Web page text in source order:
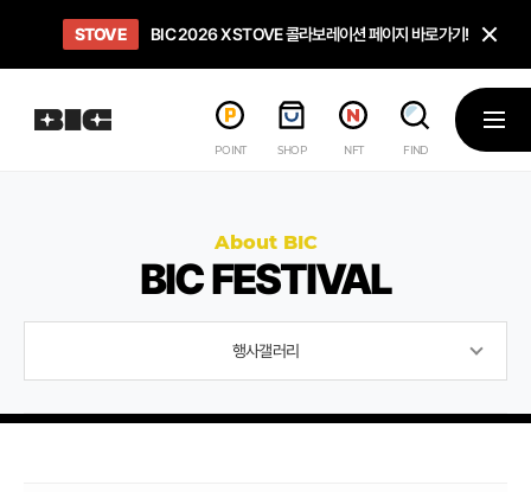
OPEN BIC 2026 STEAM SALE PAGE
STOVE BIC 2026 X STOVE 콜라보레이션 페이지 바로가기!
희망스튜디오 아이들에게 희망 버프 주고, 닌텐도 스위치2 받기!
GO TO 인디게임 테스트 베드 '비라운지' 바로가기!
GO TO '인디게임 큐레이션' 페이지 바로가기!
POINT SHOP NFT FIND
메뉴
About BIC
BIC FESTIVAL
행사갤러리